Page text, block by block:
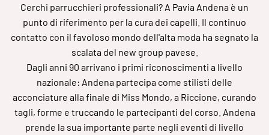
Cerchi parrucchieri professionali? A Pavia Andena è un
punto di riferimento per la cura dei capelli. Il continuo
contatto con il favoloso mondo dell'alta moda ha segnato la
scalata del new group pavese.
Dagli anni 90 arrivano i primi riconoscimenti a livello
nazionale: Andena partecipa come stilisti delle
acconciature alla finale di Miss Mondo, a Riccione, curando
tagli, forme e truccando le partecipanti del corso. Andena
prende la sua importante parte negli eventi di livello